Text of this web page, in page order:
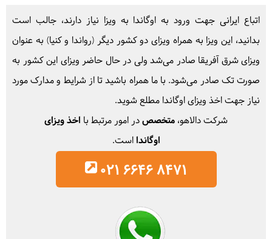
اتباع ایرانی جهت ورود به اوگاندا به ویزا نیاز دارند، جالب است
بدانید، این ویزا به همراه ویزای دو کشور دیگر (رواندا و کنیا) به عنوان
ویزای شرق آفریقا صادر می‌شد ولی در حال حاضر ویزای این کشور به
صورت تک صادر می‌شود. با ما همراه باشید تا از شرایط و مدارک مورد
نیاز جهت اخذ ویزای اوگاندا مطلع شوید.
شرکت دالاهو، متخصصدر امور مرتبط با اخذ ویزای
اوگاندااست.
021 6646 8471